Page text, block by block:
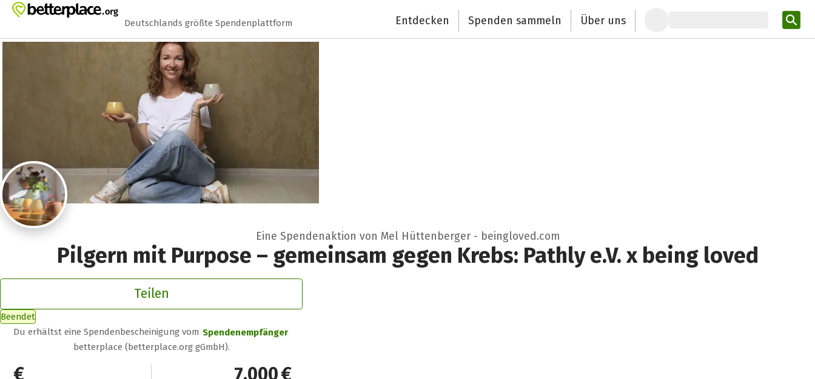
Zum Hauptinhalt springen
Erklärung zur Barrierefreiheit anzeigen
Deutschlands größte Spendenplattform Entdecken Spenden sammeln Über uns
Eine Spendenaktion von Mel Hüttenberger - beingloved.com
Pilgern mit Purpose – gemeinsam gegen Krebs: Pathly e.V. x being loved
Teilen
Beendet
Du erhältst eine Spendenbescheinigung vom Spendenempfänger
betterplace (betterplace.org gGmbH).
4.107 € 7.000 €